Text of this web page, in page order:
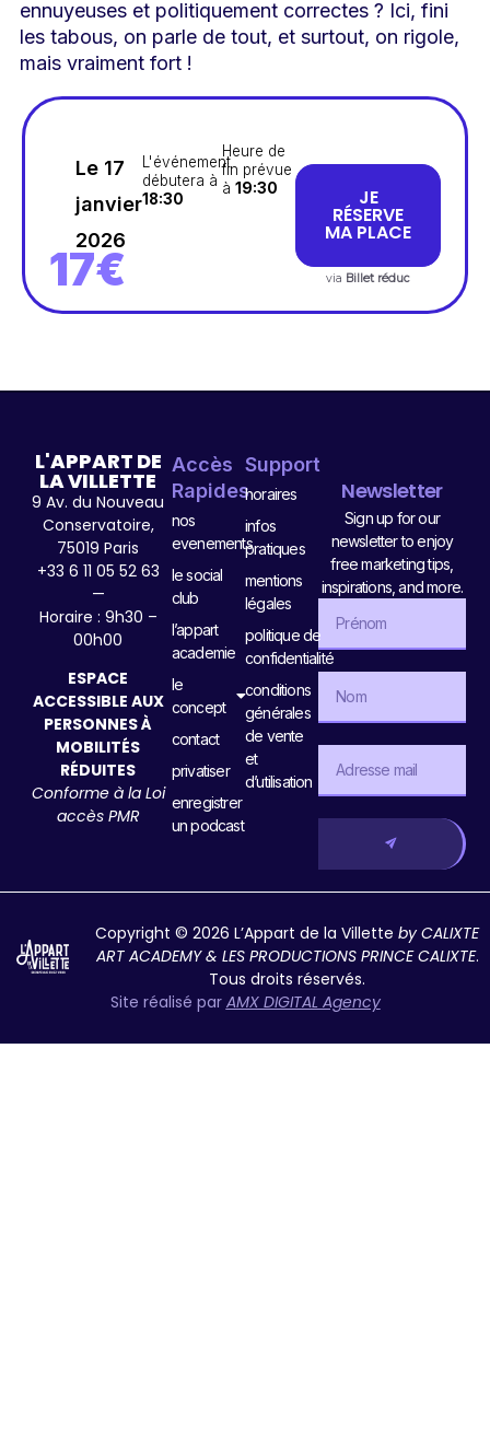
ennuyeuses et politiquement correctes ? Ici, fini
les tabous, on parle de tout, et surtout, on rigole,
mais vraiment fort !
17€
Le 17
janvier
2026
L'événement
débutera à
18:30
Heure de
fin prévue
à19:30 JE
RÉSERVE
MA PLACE
via Billet réduc
L'APPART DE
LA VILLETTE
9 Av. du Nouveau
Conservatoire,
75019 Paris
+33 6 11 05 52 63
—
Horaire : 9h30 –
00h00
ESPACE
ACCESSIBLE AUX
PERSONNES À
MOBILITÉS
RÉDUITES
Conforme à la Loi
accès PMR
Accès
Rapides
nos
evenements
le social
club
l’appart
academie
le
concept
contact
privatiser
enregistrer
un podcast
Support
horaires
infos
pratiques
mentions
légales
politique de
confidentialité
conditions
générales
de vente
et
d’utilisation
Newsletter
Sign up for our
newsletter to enjoy
free marketing tips,
inspirations, and more.
Copyright © 2026 L’Appart de la Villetteby CALIXTE
ART ACADEMY & LES PRODUCTIONS PRINCE CALIXTE.
Tous droits réservés.
Site réalisé par AMX DIGITAL Agency